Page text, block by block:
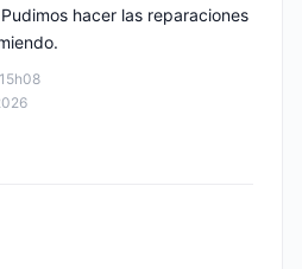
hacer las reparaciones